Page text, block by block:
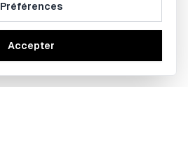
Préférences
Accepter